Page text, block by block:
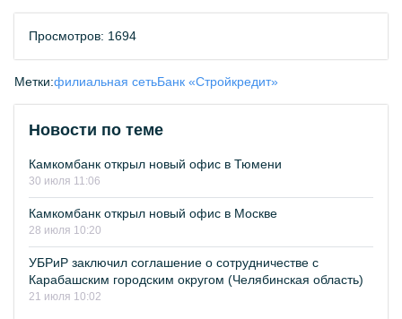
Просмотров: 1694
Метки:филиальная сетьБанк «Стройкредит»
Новости по теме
Камкомбанк открыл новый офис в Тюмени
30 июля 11:06
Камкомбанк открыл новый офис в Москве
28 июля 10:20
УБРиР заключил соглашение о сотрудничестве с
Карабашским городским округом (Челябинская область)
21 июля 10:02